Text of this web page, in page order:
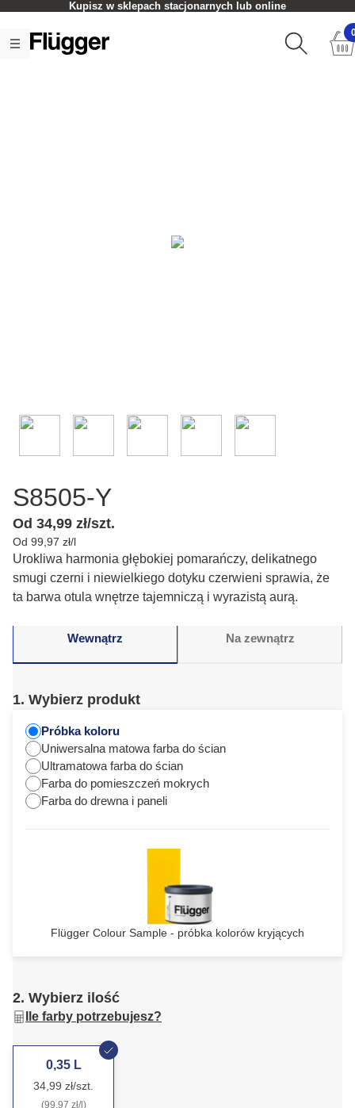
Kupisz w sklepach stacjonarnych lub online
S8505-Y
Od 34,99 zł/szt.
Od 99,97 zł/l
Urokliwa harmonia głębokiej pomarańczy, delikatnego
smugi czerni i niewielkiego dotyku czerwieni sprawia, że
ta barwa otula wnętrze tajemniczą i wyrazistą aurą.
Wewnątrz Na zewnątrz
1. Wybierz produkt
Próbka koloru
Uniwersalna matowa farba do ścian
Ultramatowa farba do ścian
Farba do pomieszczeń mokrych
Farba do drewna i paneli
Flügger Colour Sample - próbka kolorów kryjących
2. Wybierz ilość
Ile farby potrzebujesz?
0,35 L
34,99 zł/szt.
(99,97 zł/l)